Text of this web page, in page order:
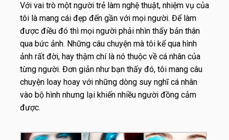
Với vai trò một người trẻ làm nghệ thuật, nhiệm vụ của
tôi là mang cái đẹp đến gần với mọi người. Để làm
được điều đó thì mọi người phải nhìn thấy bản thân
qua bức ảnh. Những câu chuyện mà tôi kể qua hình
ảnh rất đời, hay thậm chí là nó thuộc về cá nhân của
từng người. Đơn giản như bạn thấy đó, tôi mang câu
chuyện loay hoay với những dòng suy nghĩ cá nhân
vào bộ hình nhưng lại khiến nhiều người đồng cảm
được.